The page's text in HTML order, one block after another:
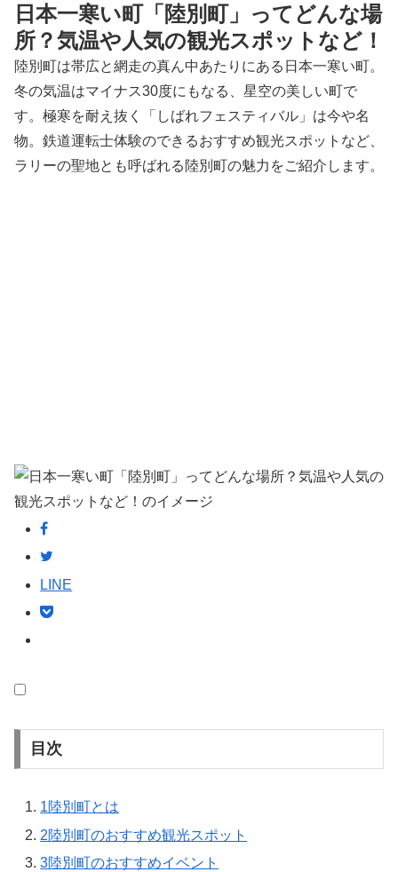
日本一寒い町「陸別町」ってどんな場
所？気温や人気の観光スポットなど！
陸別町は帯広と網走の真ん中あたりにある日本一寒い町。
冬の気温はマイナス30度にもなる、星空の美しい町で
す。極寒を耐え抜く「しばれフェスティバル」は今や名
物。鉄道運転士体験のできるおすすめ観光スポットなど、
ラリーの聖地とも呼ばれる陸別町の魅力をご紹介します。
LINE
目次
1陸別町とは
2陸別町のおすすめ観光スポット
3陸別町のおすすめイベント